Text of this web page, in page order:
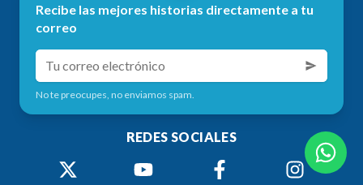
Recibe las mejores historias directamente a tu
correo
No te preocupes, no enviamos spam.
REDES SOCIALES